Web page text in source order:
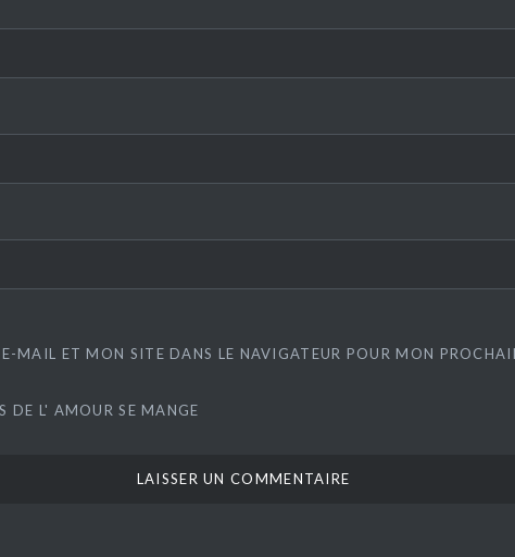
MAIL ET MON SITE DANS LE NAVIGATEUR POUR MON
DE L' AMOUR SE MANGE